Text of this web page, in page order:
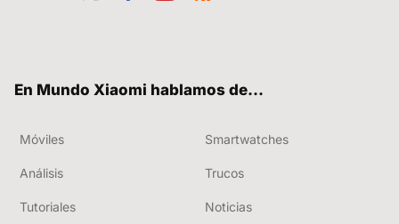
En Mundo Xiaomi hablamos de...
Móviles Smartwatches
Análisis Trucos
Tutoriales Noticias